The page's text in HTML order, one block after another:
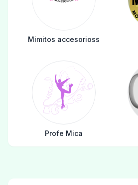
Mimitos accesorioss
Profe Mica